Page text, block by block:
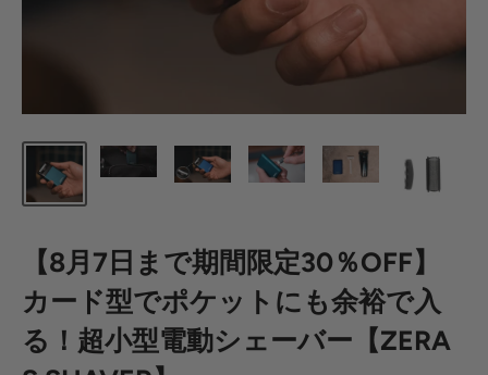
【8月7日まで期間限定30％OFF】
カード型でポケットにも余裕で入
る！超小型電動シェーバー【ZERA